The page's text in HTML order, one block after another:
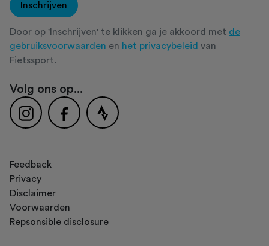
Inschrijven
Door op 'Inschrijven' te klikken ga je akkoord met de
gebruiksvoorwaarden en het privacybeleid van
Fietssport.
Volg ons op...
Feedback
Privacy
Disclaimer
Voorwaarden
Repsonsible disclosure